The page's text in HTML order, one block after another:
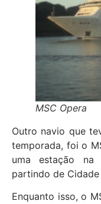
MSC Opera
Outro navio que
temporada, foi o
uma estação
partindo de
Enquanto isso, o